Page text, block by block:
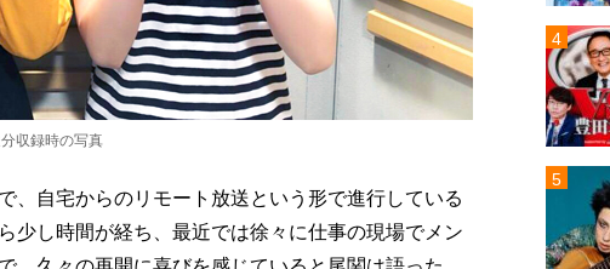
収録時の写真
、自宅からのリモート放送という形で進行している
少し時間が経ち、最近では徐々に仕事の現場でメン